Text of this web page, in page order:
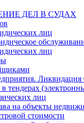
ДЕЛ В СУДАХ
лиц
лиц
тендерах
лиц
на объекты
стоимости